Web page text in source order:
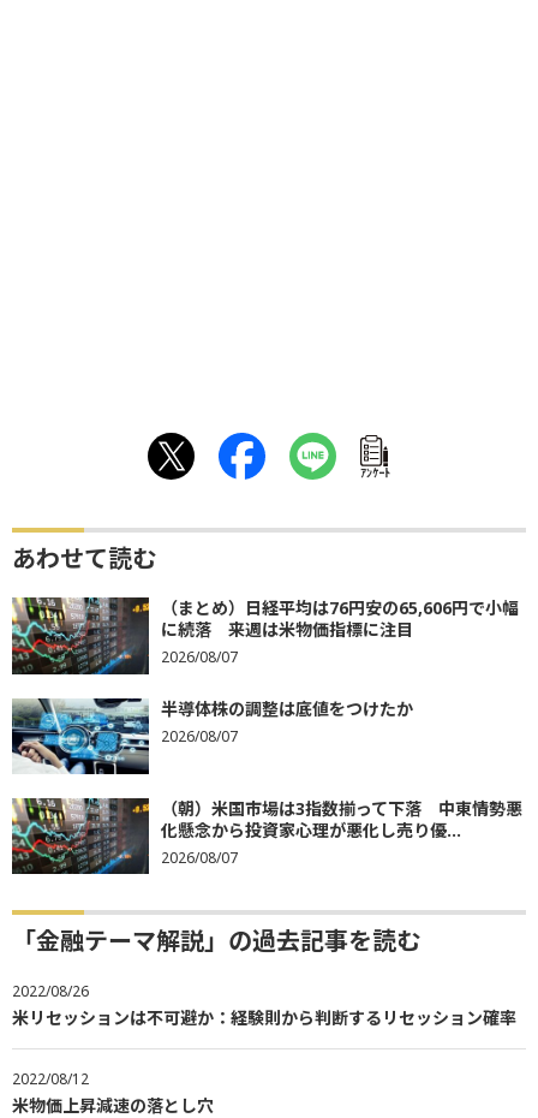
ｱﾝｹｰﾄ
あわせて読む
（まとめ）日経平均は76円安の65,606円で小幅
に続落 来週は米物価指標に注目
2026/08/07
半導体株の調整は底値をつけたか
2026/08/07
（朝）米国市場は3指数揃って下落 中東情勢悪
化懸念から投資家心理が悪化し売り優...
2026/08/07
「金融テーマ解説」の過去記事を読む
2022/08/26
米リセッションは不可避か：経験則から判断するリセッション確率
2022/08/12
米物価上昇減速の落とし穴